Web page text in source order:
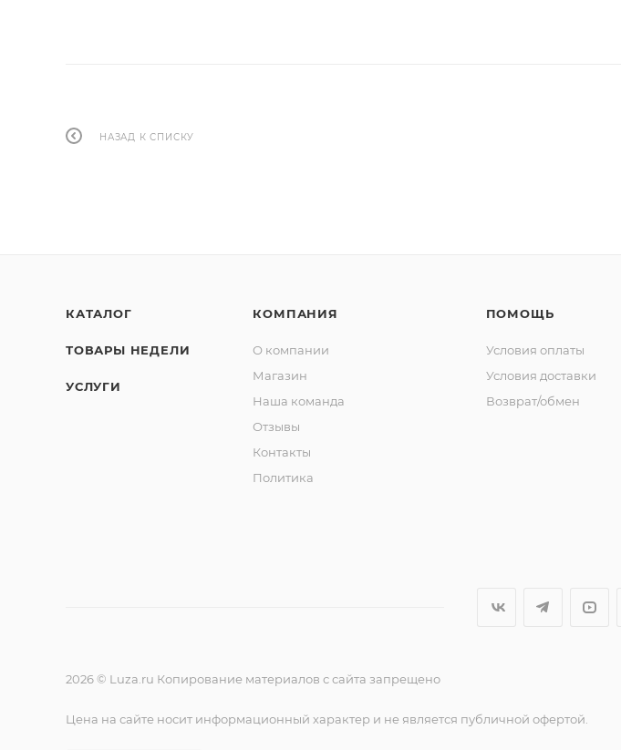
НАЗАД К СПИСКУ
КАТАЛОГ
ТОВАРЫ НЕДЕЛИ
УСЛУГИ
КОМПАНИЯ
О компании
Магазин
Наша команда
Отзывы
Контакты
Политика
ПОМОЩЬ
Условия оплаты
Условия доставки
Возврат/обмен
2026 © Luza.ru Копирование материалов с сайта запрещено
Цена на сайте носит информационный характер и не является публичной офертой.